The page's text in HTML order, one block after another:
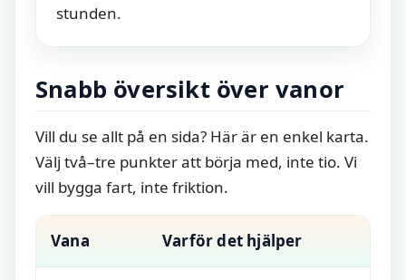
stunden.
Snabb översikt över vanor
Vill du se allt på en sida? Här är en enkel karta.
Välj två–tre punkter att börja med, inte tio. Vi
vill bygga fart, inte friktion.
Vana Varför det hjälper